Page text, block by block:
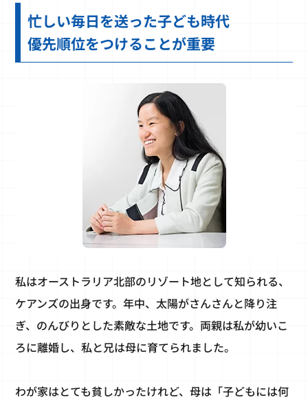
忙しい毎日を送った子ども時代
優先順位をつけることが重要
私はオーストラリア北部のリゾート地として知られる、
ケアンズの出身です。年中、太陽がさんさんと降り注
ぎ、のんびりとした素敵な土地です。両親は私が幼いこ
ろに離婚し、私と兄は母に育てられました。
わが家はとても貧しかったけれど、母は「子どもには何